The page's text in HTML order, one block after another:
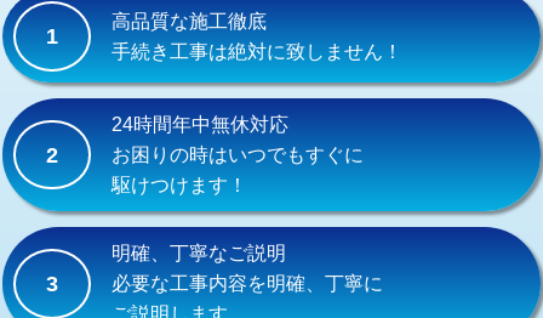
交換・取付(混合水栓（壁付・デッキ
式・ワンホール）)
16,500円+材料費
交換・取付(排水栓・排水トラップ
（P/S/ポップアップ））
交換・取付（その他部品）
持込商品取付（単水栓）
持込商品取付（混合水栓） 16,500円
1
高品質な施工徹底
手続き工事は絶対に致しません！
2
24時間年中無休対応
お困りの時はいつでもすぐに
駆けつけます！
3
明確、丁寧なご説明
必要な工事内容を明確、丁寧に